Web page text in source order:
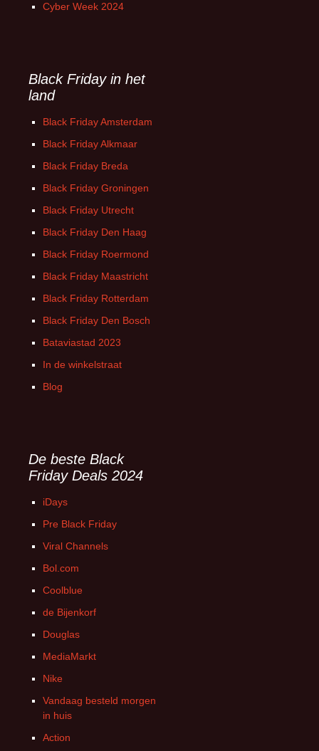
Cyber Week 2024
Black Friday in het
land
Black Friday Amsterdam
Black Friday Alkmaar
Black Friday Breda
Black Friday Groningen
Black Friday Utrecht
Black Friday Den Haag
Black Friday Roermond
Black Friday Maastricht
Black Friday Rotterdam
Black Friday Den Bosch
Bataviastad 2023
In de winkelstraat
Blog
De beste Black
Friday Deals 2024
iDays
Pre Black Friday
Viral Channels
Bol.com
Coolblue
de Bijenkorf
Douglas
MediaMarkt
Nike
Vandaag besteld morgen
in huis
Action